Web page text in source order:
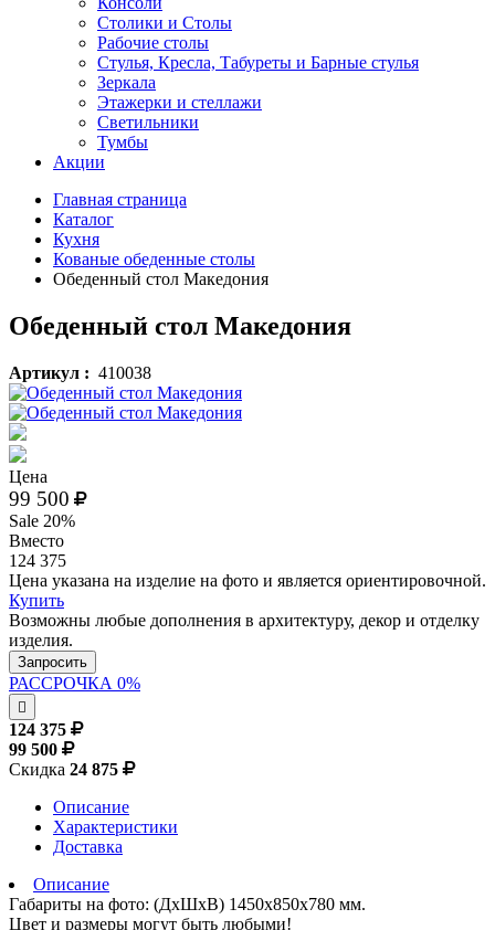
Столики и Столы
Рабочие столы
Стулья, Кресла, Табуреты и Барные стулья
Зеркала
Этажерки и стеллажи
Светильники
Тумбы
Акции
Главная страница
Каталог
Кухня
Кованые обеденные столы
Обеденный стол Македония
Обеденный стол Македония
Артикул : 410038
Цена
99 500
Sale 20%
Вместо
124 375
Цена указана на изделие на фото и является ориентировочной.
Купить
Возможны любые дополнения в архитектуру, декор и отделку
изделия.
Запросить
РАССРОЧКА 0%
124 375
99 500
Скидка 24 875
Описание
Характеристики
Доставка
Описание
Габариты на фото: (ДхШхВ) 1450х850х780 мм.
Цвет и размеры могут быть любыми!